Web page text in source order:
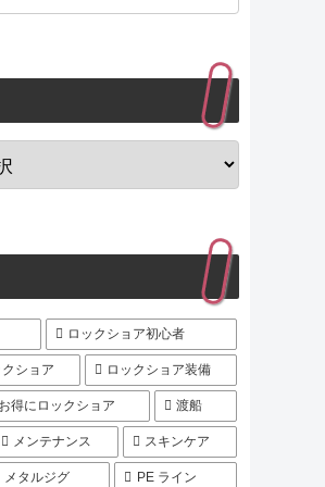
ロックショア初心者
ショア ロックショア装備
お得にロックショア 渡船
メンテナンス スキンケア
メタルジグ PE ライン